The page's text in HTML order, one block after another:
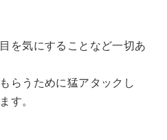
を気にすることなど一切あ
らうために猛アタックし
す。